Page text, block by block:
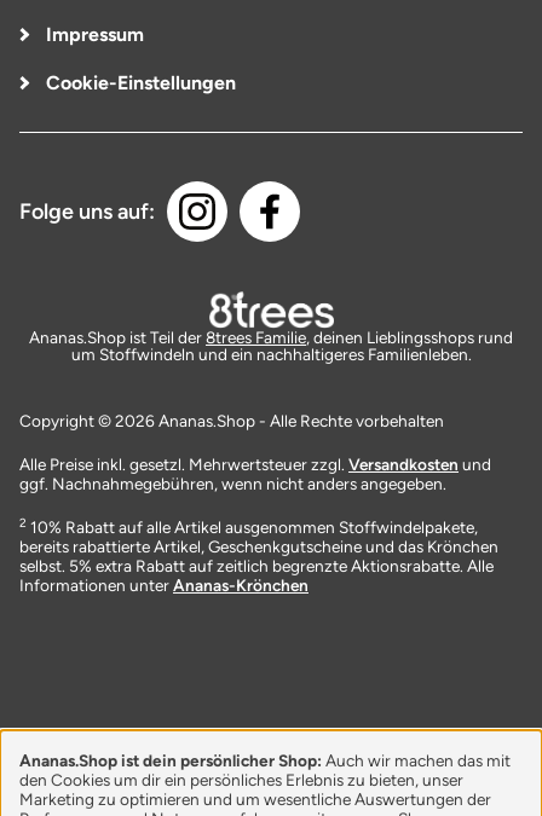
Impressum
Cookie-Einstellungen
Folge uns auf:
Ananas.Shop ist Teil der8trees Familie, deinen Lieblingsshops rund
um Stoffwindeln und ein nachhaltigeres Familienleben.
Copyright © 2026 Ananas.Shop - Alle Rechte vorbehalten
Alle Preise inkl. gesetzl. Mehrwertsteuer zzgl. Versandkosten und
ggf. Nachnahmegebühren, wenn nicht anders angegeben.
2 10% Rabatt auf alle Artikel ausgenommen Stoffwindelpakete,
bereits rabattierte Artikel, Geschenkgutscheine und das Krönchen
selbst. 5% extra Rabatt auf zeitlich begrenzte Aktionsrabatte. Alle
Informationen unterAnanas-Krönchen
Ananas.Shop ist dein persönlicher Shop: Auch wir machen das mit
den Cookies um dir ein persönliches Erlebnis zu bieten, unser
Marketing zu optimieren und um wesentliche Auswertungen der